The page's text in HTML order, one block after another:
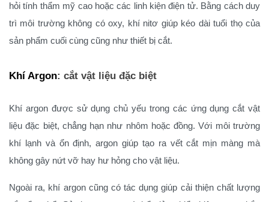
hỏi tính thẩm mỹ cao hoặc các linh kiện điện tử. Bằng cách duy
trì môi trường không có oxy, khí nitơ giúp kéo dài tuổi thọ của
sản phẩm cuối cùng cũng như thiết bị cắt.
Khí Argon: cắt vật liệu đặc biệt
Khí argon được sử dụng chủ yếu trong các ứng dụng cắt vật
liệu đặc biệt, chẳng hạn như nhôm hoặc đồng. Với môi trường
khí lạnh và ổn định, argon giúp tạo ra vết cắt mịn màng mà
không gây nứt vỡ hay hư hỏng cho vật liệu.
Ngoài ra, khí argon cũng có tác dụng giúp cải thiện chất lượng